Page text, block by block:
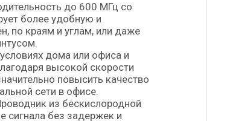
до 600 МГц со
более удобную и
по краям и углам, или даже
дома или офиса и
высокой скорости
повысить качество
сети в офисе.
из бескислородной
сигнала без задержек и